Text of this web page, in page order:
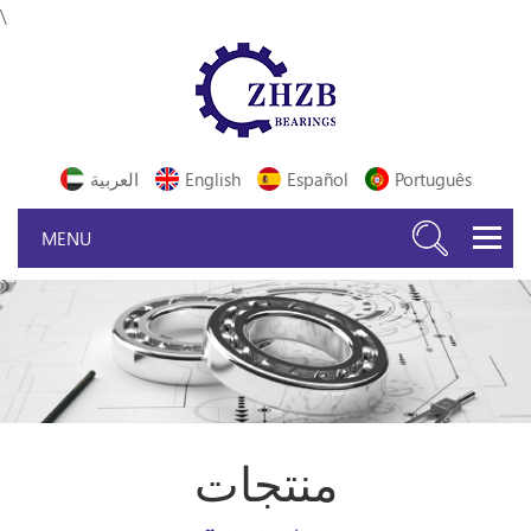
\
العربية English Español Português
منتجات